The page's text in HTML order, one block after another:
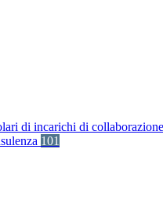
di incarichi di
101